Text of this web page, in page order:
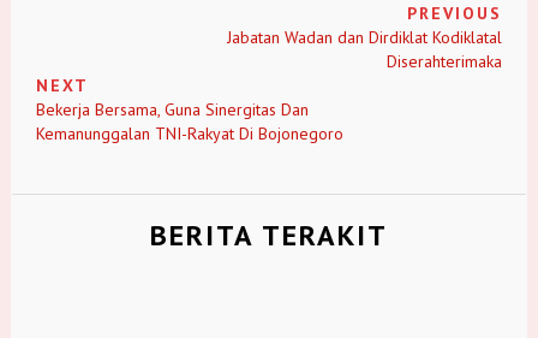
PREVIOUS
Jabatan Wadan dan Dirdiklat Kodiklatal
Diserahterimaka
NEXT
Bekerja Bersama, Guna Sinergitas Dan
Kemanunggalan TNI-Rakyat Di Bojonegoro
BERITA TERAKIT